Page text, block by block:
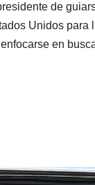
de
Unidos para
en